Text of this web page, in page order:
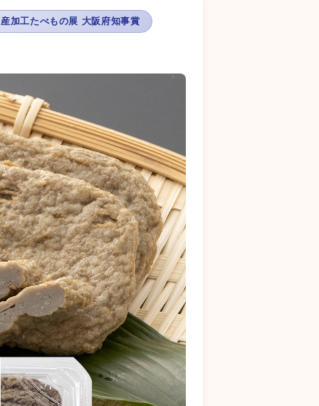
加工たべもの展 大阪府知事賞